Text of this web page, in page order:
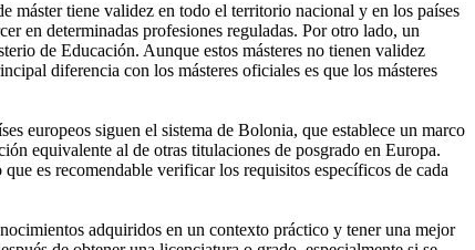
máster tiene validez en todo el territorio nacional y en los países
en determinadas profesiones reguladas. Por otro lado, un
de Educación. Aunque estos másteres no tienen validez
diferencia con los másteres oficiales es que los másteres
europeos siguen el sistema de Bolonia, que establece un marco
equivalente al de otras titulaciones de posgrado en Europa.
es recomendable verificar los requisitos específicos de cada
adquiridos en un contexto práctico y tener una mejor